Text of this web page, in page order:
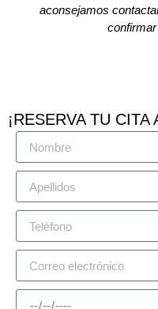
aconsejamos
¡RESERVA TU CITA